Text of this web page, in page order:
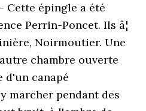
Cette épingle a été
Perrin-Poncet. Ils â¦
Noirmoutier. Une
chambre ouverte
d'un canapé
marcher pendant des